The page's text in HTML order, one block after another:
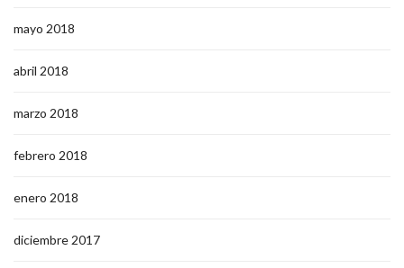
mayo 2018
abril 2018
marzo 2018
febrero 2018
enero 2018
diciembre 2017